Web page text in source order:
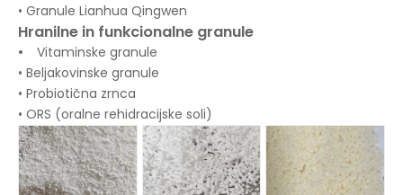
• Granule Lianhua Qingwen
Hranilne in funkcionalne granule
•
Vitaminske granule
• Beljakovinske granule
• Probiotična zrnca
• ORS (oralne rehidracijske soli)